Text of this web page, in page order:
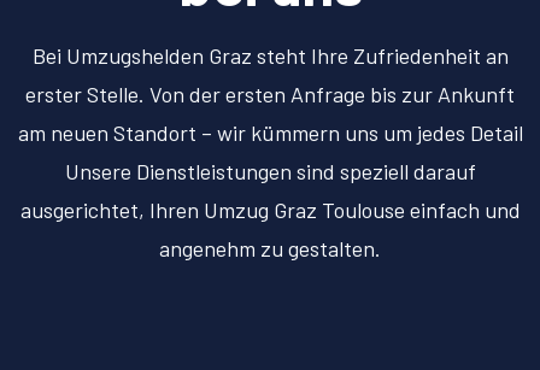
Bei Umzugshelden Graz steht Ihre Zufriedenheit an
erster Stelle. Von der ersten Anfrage bis zur Ankunft
am neuen Standort – wir kümmern uns um jedes Detail
Unsere Dienstleistungen sind speziell darauf
ausgerichtet, Ihren Umzug Graz Toulouse einfach und
angenehm zu gestalten.